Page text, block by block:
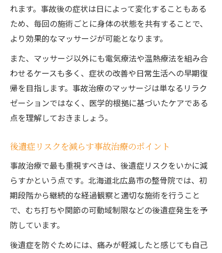
れます。事故後の症状は日によって変化することもある
ため、毎回の施術ごとに身体の状態を共有することで、
より効果的なマッサージが可能となります。
また、マッサージ以外にも電気療法や温熱療法を組み合
わせるケースも多く、症状の改善や日常生活への早期復
帰を目指します。事故治療のマッサージは単なるリラク
ゼーションではなく、医学的根拠に基づいたケアである
点を理解しておきましょう。
後遺症リスクを減らす事故治療のポイント
事故治療で最も重視すべきは、後遺症リスクをいかに減
らすかという点です。北海道北広島市の整骨院では、初
期段階から継続的な経過観察と適切な施術を行うこと
で、むち打ちや関節の可動域制限などの後遺症発生を予
防しています。
後遺症を防ぐためには、痛みが軽減したと感じても自己